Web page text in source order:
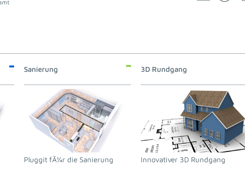
Sanierung
Pluggit fÃ¼r die Sanierung
3D Rundgang
Innovativer 3D Rundgang